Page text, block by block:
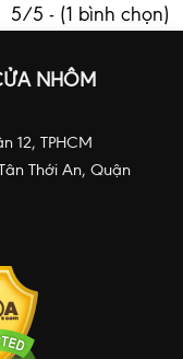
5/5 - (1 bình chọn)
NHÔM
12, TPHCM
Thới An, Quận